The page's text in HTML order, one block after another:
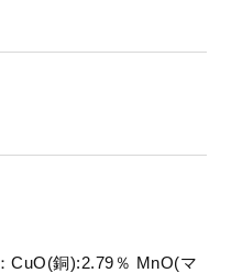
CuO(銅):2.79％ MnO(マ